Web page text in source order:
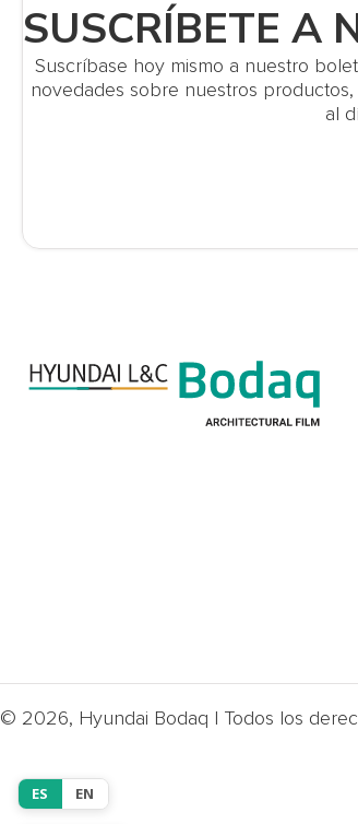
SUSCRÍBETE A
Suscríbase hoy mismo a nuestro
novedades sobre nuestros
al
© 2026, Hyundai Bodaq | Todos los
ES EN